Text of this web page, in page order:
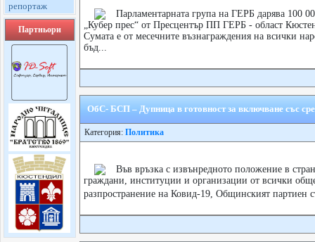
репортаж
Партньори
Парламентарната група на ГЕРБ дарява 100
„Кубер прес“ от Пресцентър ПП ГЕРБ - област
Сумата е от месечните възнаграждения на всички
бъд...
ОбС- БСП – Дупница в готовност за включване със
Категория: Политика
Във връзка с извънредното положение в
граждани, институции и организации от всички
разпространение на Ковид-19, Общинският партиен